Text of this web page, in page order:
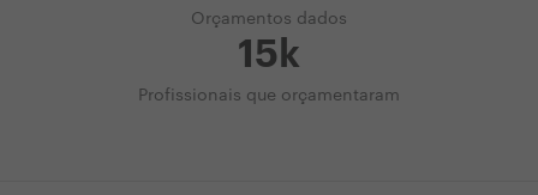
Orçamentos dados
15k
Profissionais que orçamentaram